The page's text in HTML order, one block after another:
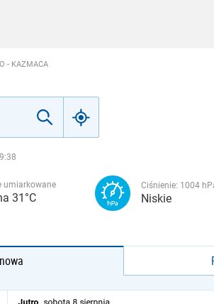
- KAZMACA
umiarkowane
31°C
Ciśnienie: 1004
Niskie